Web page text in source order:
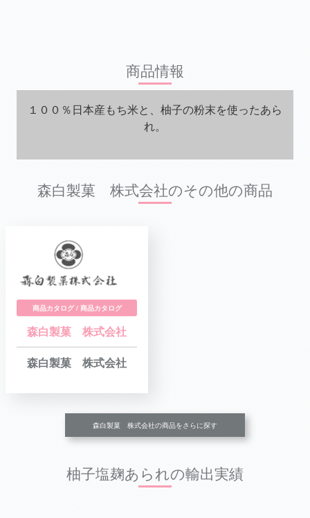
商品情報
１００％日本産もち米と、柚子の粉末を使ったあら
れ。
森白製菓 株式会社のその他の商品
商品カタログ / 商品カタログ
森白製菓 株式会社
森白製菓 株式会社
森白製菓 株式会社の商品をさらに探す
柚子塩麹あられの輸出実績